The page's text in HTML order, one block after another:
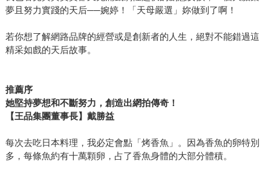
夢且努力實踐的天后──婉婷！「天母嚴選」妳做到了啊！
若你想了解網路品牌的經營或是創新者的人生，絕對不能錯過這
精采如戲的天后故事。
推薦序
她堅持夢想和不斷努力，創造出網拍傳奇！
【王品集團董事長】戴勝益
每次去吃日本料理，我必定會點「烤香魚」。因為香魚的卵特別
多，每條魚約有十萬顆卵，占了香魚身體的大部分體積。